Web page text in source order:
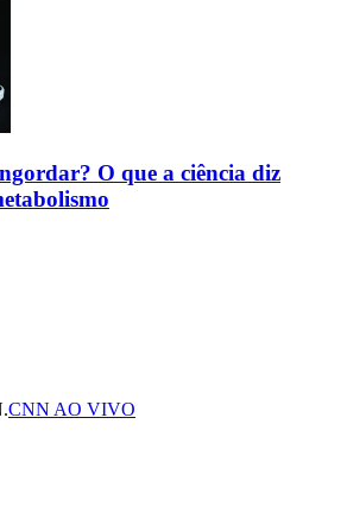
O que a ciência diz
CNN AO VIVO